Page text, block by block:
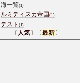
海一覧(1)
ルミティスカ帝国(1)
テスト (1)
〔 人気〕〔最新〕